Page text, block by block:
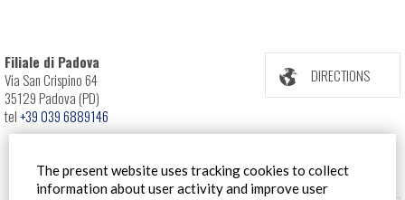
The present website uses tracking cookies to collect
information about user activity and improve user
Filiale di Padova
Via San Crispino 64
35129 Padova (PD)
tel+39 039 6889146
DIRECTIONS